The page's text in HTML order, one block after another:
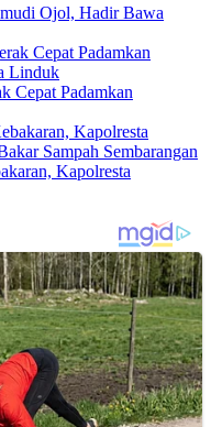
Ojol, Hadir Bawa
Cepat Padamkan
Kapolresta